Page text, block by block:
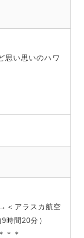
思い思いのハワ
＜アラスカ航空
間20分）
＊＊